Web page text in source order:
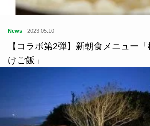
News 2023.05.10
【コラボ第2弾】新朝食メニュー
けご飯」